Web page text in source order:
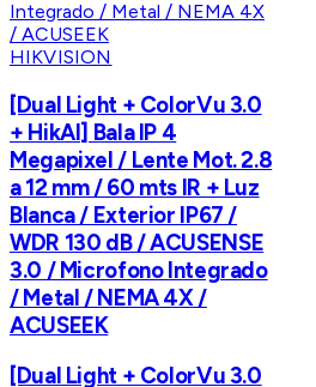
HIKVISION
[Dual Light + ColorVu 3.0
+ HikAI] Bala IP 4
Megapixel / Lente Mot. 2.8
a 12 mm / 60 mts IR + Luz
Blanca / Exterior IP67 /
WDR 130 dB / ACUSENSE
3.0 / Microfono Integrado
/ Metal / NEMA 4X /
ACUSEEK
[Dual Light + ColorVu 3.0